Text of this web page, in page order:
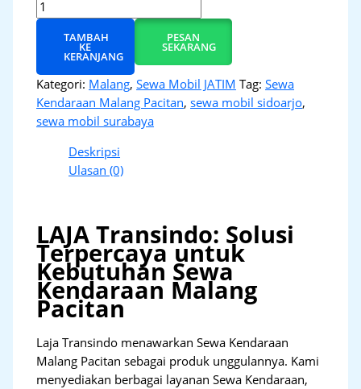
TAMBAH
KE
KERANJANG
PESAN
SEKARANG
Kategori: Malang,Sewa Mobil JATIM Tag:Sewa
Kendaraan Malang Pacitan,sewa mobil sidoarjo,
sewa mobil surabaya
Deskripsi
Ulasan (0)
LAJA Transindo: Solusi
Terpercaya untuk
Kebutuhan Sewa
Kendaraan Malang
Pacitan
Laja Transindo menawarkan Sewa Kendaraan
Malang Pacitan sebagai produk unggulannya. Kami
menyediakan berbagai layanan Sewa Kendaraan,